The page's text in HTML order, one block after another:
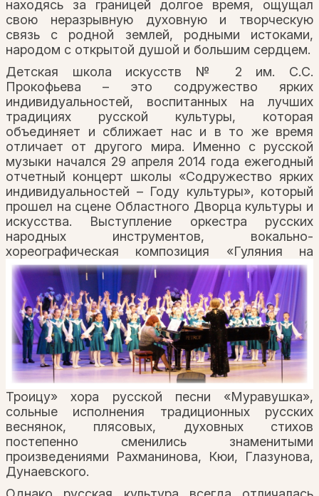
находясь за границей долгое время, ощущал
свою неразрывную духовную и творческую
связь с родной землей, родными истоками,
народом с открытой душой и большим сердцем.
Детская школа искусств № 2 им. С.С.
Прокофьева – это содружество ярких
индивидуальностей, воспитанных на лучших
традициях русской культуры, которая
объединяет и сближает нас и в то же время
отличает от другого мира. Именно с русской
музыки начался 29 апреля 2014 года ежегодный
отчетный концерт школы «Содружество ярких
индивидуальностей – Году культуры», который
прошел на сцене Областного Дворца культуры и
искусства. Выступление оркестра русских
народных инструментов, вокально-
хореографическая композиция «Гуляния на
Троицу» хора русской песни «Муравушка»,
сольные исполнения традиционных русских
веснянок, плясовых, духовных стихов
постепенно сменились знаменитыми
произведениями Рахманинова, Кюи, Глазунова,
Дунаевского.